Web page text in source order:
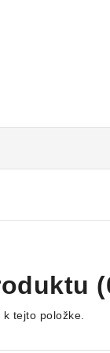
tejto položke.